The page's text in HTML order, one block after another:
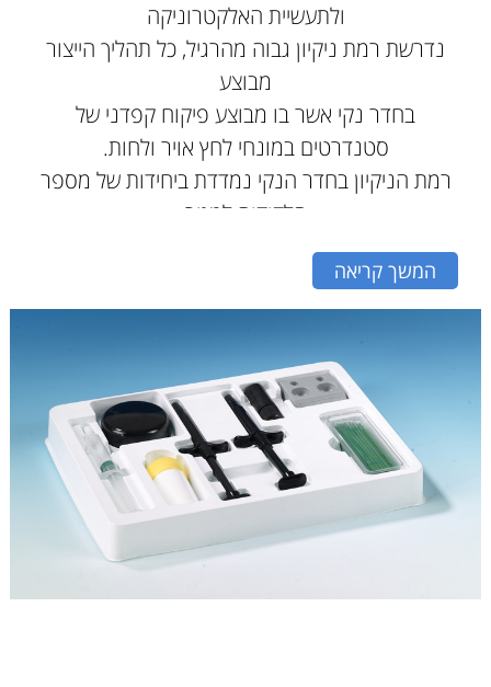
ולתעשיית האלקטרוניקה
נדרשת רמת ניקיון גבוה מהרגיל, כל תהליך הייצור
מבוצע
בחדר נקי אשר בו מבוצע פיקוח קפדני של
סטנדרטים במונחי לחץ אויר ולחות.
רמת הניקיון בחדר הנקי נמדדת ביחידות של מספר
חלקיקים למטר
מעוקב המושגת באמצעות מסננים מיוחדים
הנקראים מסנני חלקיקים.
בחדר הנקי קיים לחץ אויר הגבוה יותר מן הלחץ
קירות החדר וכלל הציוד הנמצא בו עשויים מחומרים
שאינם פולטים
חלקיקים והעובדים בחדר הנקי לובשים ביגוד מיוחד
העשוי אף הוא
מחומרים שאינם פולטים חלקיקים ובכך מונעים את
זיהומו של החדר.
כניסה ויציאה מבוקר.
המשך קריאה